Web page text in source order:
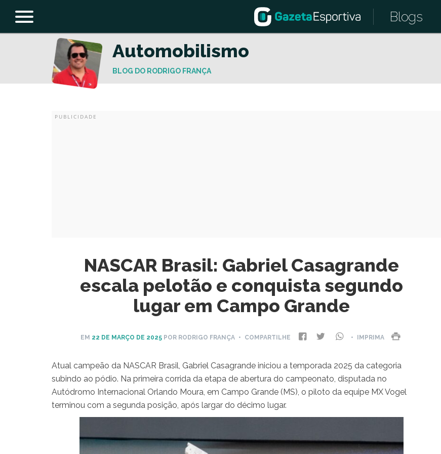
Blogs
Automobilismo
BLOG DO RODRIGO FRANÇA
NASCAR Brasil: Gabriel Casagrande
escala pelotão e conquista segundo
lugar em Campo Grande
EM 22 DE MARÇO DE 2025 POR RODRIGO FRANÇA • COMPARTILHE • IMPRIMA
Atual campeão da NASCAR Brasil, Gabriel Casagrande iniciou a temporada 2025 da categoria
subindo ao pódio. Na primeira corrida da etapa de abertura do campeonato, disputada no
Autódromo Internacional Orlando Moura, em Campo Grande (MS), o piloto da equipe MX Vogel
terminou com a segunda posição, após largar do décimo lugar.